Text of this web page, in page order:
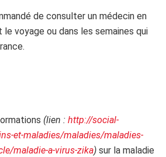
de consulter un médecin en
voyage ou dans les semaines qui
(lien :http://social-
et-maladies/maladies/maladies-
maladie-a-virus-zika) sur la maladie